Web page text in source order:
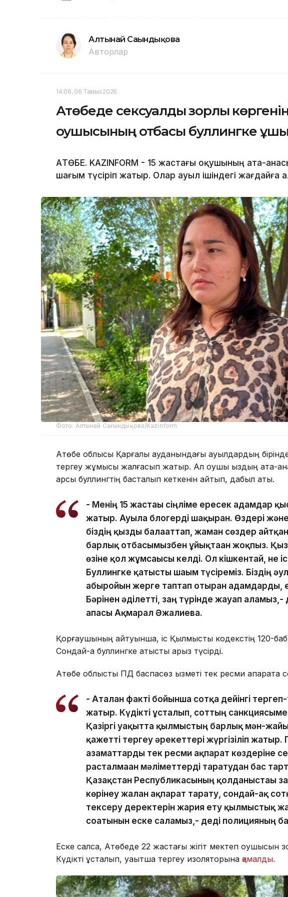
Алтынай Сағындықова
Авторлар
14:06, 06 Тамыз 2026
Ақтөбеде сексуалдық зорлық
оқушысының отбасы буллингке
АҚТӨБЕ. KAZINFORM - 15 жастағы оқушының ата-
шағым түсіріп жатыр. Олар ауыл ішіндегі жағдайға
Фото: Алтынай Сағындықова/Kazinform
Ақтөбе облысы Қарғалы ауданындағы ауылдардың
тергеу жұмысы жалғасып жатыр. Ал оқушы қыздың ата-
қарсы буллингтің басталып кеткенін айтып, дабыл қақты.
- Менің 15 жастағы сіңліме ересек адамдар
жатыр. Ауылға блогерді шақырған. Өздері
біздің қызды балағаттап, жаман сөздер
барлық отбасымызбен ұйықтаған жоқпыз. Қыз
өзіне қол жұмсағысы келді. Ол кішкентай, не
Буллингке қатысты шағым түсіреміз. Біздің
абыройын жерге таптап отырған адамдарды,
Бәрінен әділетті, заң түрінде жауап аламыз,-
апасы Ақмарал Әжғалиева.
Қорғаушының айтуынша, іс Қылмыстық кодекстің 120-
Сондай-ақ буллингке қатысты арыз түсірді.
Ақтөбе облыстық ПД баспасөз қызметі тек ресми ақпаратқа
- Аталған факті бойынша сотқа дейінгі тергеп-
жатыр. Күдікті ұсталып, соттың
Қазіргі уақытта қылмыстың барлық мән-жайын
қажетті тергеу әрекеттері жүргізіліп
азаматтарды тек ресми ақпарат көздеріне
расталмаған мәліметтерді таратудан бас
Қазақстан Республикасының қолданыстағы
көрінеу жалған ақпарат тарату, сондай-ақ
тексеру деректерін жария ету қылмыстық
соғатынын еске саламыз,- деді полицияның
Еске салсақ, Ақтөбеде 22 жастағы жігіт мектеп оқушысын
Күдікті ұсталып, уақытша тергеу изоляторына қамалды.